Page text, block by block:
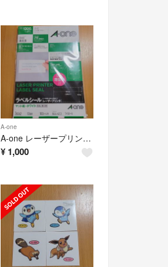
A-one
A-one レーザープリンタ用ラベルシール
¥ 1,000